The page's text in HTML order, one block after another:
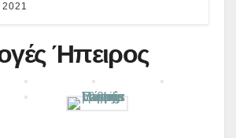
2021
Ήπειρος